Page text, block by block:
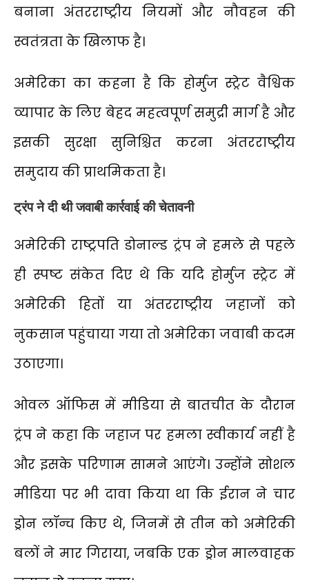
बनाना अंतरराष्ट्रीय नियमों और नौवहन की
स्वतंत्रता के खिलाफ है।
अमेरिका का कहना है कि होर्मुज स्ट्रेट वैश्विक
व्यापार के लिए बेहद महत्वपूर्ण समुद्री मार्ग है और
इसकी सुरक्षा सुनिश्चित करना अंतरराष्ट्रीय
समुदाय की प्राथमिकता है।
ट्रंप ने दी थी जवाबी कार्रवाई की चेतावनी
अमेरिकी राष्ट्रपति डोनाल्ड ट्रंप ने हमले से पहले
ही स्पष्ट संकेत दिए थे कि यदि होर्मुज स्ट्रेट में
अमेरिकी हितों या अंतरराष्ट्रीय जहाजों को
नुकसान पहुंचाया गया तो अमेरिका जवाबी कदम
उठाएगा।
ओवल ऑफिस में मीडिया से बातचीत के दौरान
ट्रंप ने कहा कि जहाज पर हमला स्वीकार्य नहीं है
और इसके परिणाम सामने आएंगे। उन्होंने सोशल
मीडिया पर भी दावा किया था कि ईरान ने चार
ड्रोन लॉन्च किए थे, जिनमें से तीन को अमेरिकी
बलों ने मार गिराया, जबकि एक ड्रोन मालवाहक